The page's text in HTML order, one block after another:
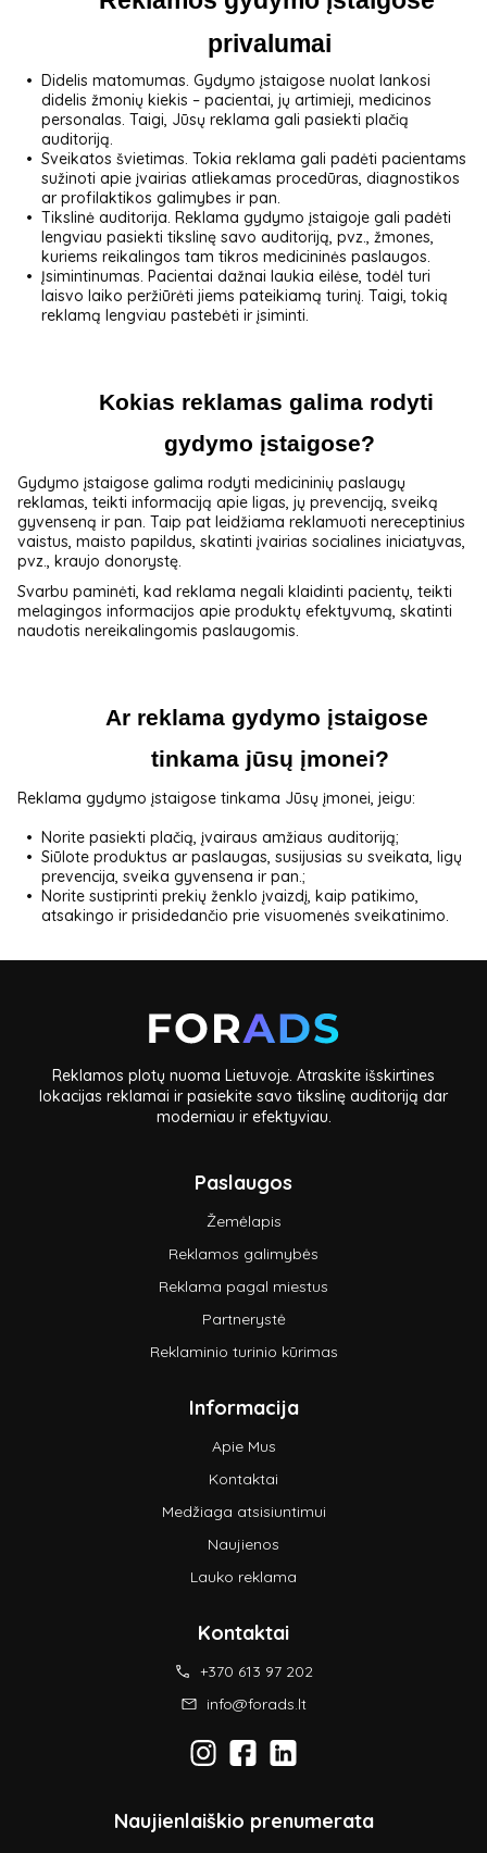
privalumai
Didelis matomumas. Gydymo įstaigose nuolat lankosi
didelis žmonių kiekis – pacientai, jų artimieji, medicinos
personalas. Taigi, Jūsų reklama gali pasiekti plačią
auditoriją.
Sveikatos švietimas. Tokia reklama gali padėti pacientams
sužinoti apie įvairias atliekamas procedūras, diagnostikos
ar profilaktikos galimybes ir pan.
Tikslinė auditorija. Reklama gydymo įstaigoje gali padėti
lengviau pasiekti tikslinę savo auditoriją, pvz., žmones,
kuriems reikalingos tam tikros medicininės paslaugos.
Įsimintinumas. Pacientai dažnai laukia eilėse, todėl turi
laisvo laiko peržiūrėti jiems pateikiamą turinį. Taigi, tokią
reklamą lengviau pastebėti ir įsiminti.
Kokias reklamas galima rodyti
gydymo įstaigose?
Gydymo įstaigose galima rodyti medicininių paslaugų
reklamas, teikti informaciją apie ligas, jų prevenciją, sveiką
gyvenseną ir pan. Taip pat leidžiama reklamuoti nereceptinius
vaistus, maisto papildus, skatinti įvairias socialines iniciatyvas,
pvz., kraujo donorystę.
Svarbu paminėti, kad reklama negali klaidinti pacientų, teikti
melagingos informacijos apie produktų efektyvumą, skatinti
naudotis nereikalingomis paslaugomis.
Ar reklama gydymo įstaigose
tinkama jūsų įmonei?
Reklama gydymo įstaigose tinkama Jūsų įmonei, jeigu:
Norite pasiekti plačią, įvairaus amžiaus auditoriją;
Siūlote produktus ar paslaugas, susijusias su sveikata, ligų
prevencija, sveika gyvensena ir pan.;
Norite sustiprinti prekių ženklo įvaizdį, kaip patikimo,
atsakingo ir prisidedančio prie visuomenės sveikatinimo.
Reklamos plotų nuoma Lietuvoje. Atraskite išskirtines
lokacijas reklamai ir pasiekite savo tikslinę auditoriją dar
moderniau ir efektyviau.
Paslaugos
Žemėlapis
Reklamos galimybės
Reklama pagal miestus
Partnerystė
Reklaminio turinio kūrimas
Informacija
Apie Mus
Kontaktai
Medžiaga atsisiuntimui
Naujienos
Lauko reklama
Kontaktai
+370 613 97 202
info@forads.lt
Naujienlaiškio prenumerata